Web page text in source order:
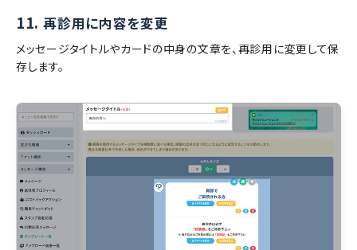
11. 再診用に内容を変更
メッセージタイトルやカードの中身の文章を、再診用に変更して保
存します。